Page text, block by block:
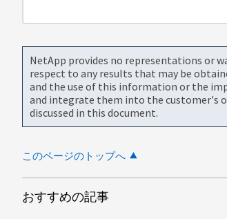
NetApp provides no representations or
respect to any results that may be
and the use of this information or the
and integrate them into the customer's
discussed in this document.
このページのトップへ
おすすめの記事